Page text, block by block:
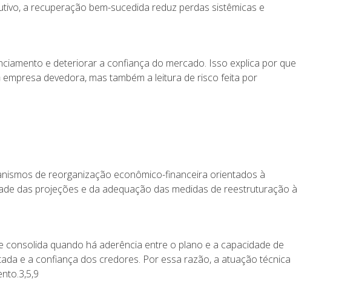
a recuperação bem-sucedida reduz perdas sistêmicas e
e deteriorar a confiança do mercado. Isso explica por que
devedora, mas também a leitura de risco feita por
de reorganização econômico-financeira orientados à
das projeções e da adequação das medidas de reestruturação à
consolida quando há aderência entre o plano e a capacidade de
e a confiança dos credores. Por essa razão, a atuação técnica